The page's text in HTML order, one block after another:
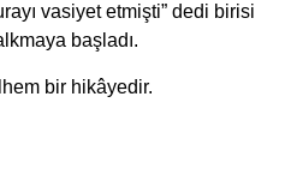
vasiyet etmişti” dedi birisi
başladı.
bir hikâyedir.